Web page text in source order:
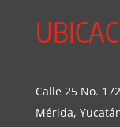
Calle 25 No.
Mérida,